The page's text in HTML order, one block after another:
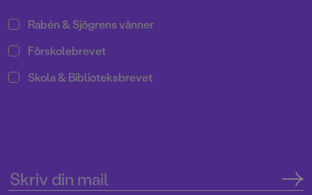
Rabén & Sjögrens vänner
Förskolebrevet
Skola & Biblioteksbrevet